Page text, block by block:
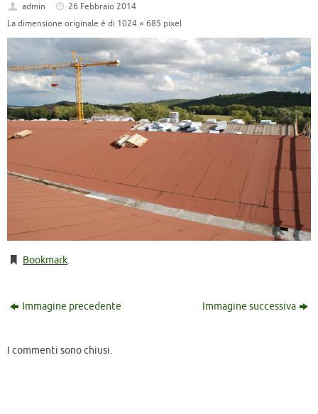
admin
26 Febbraio 2014
La dimensione originale è di 1024 × 685 pixel
Bookmark.
Immagine precedente Immagine successiva
I commenti sono chiusi.